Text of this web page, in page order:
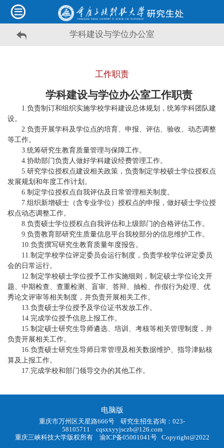
学科建设与学位办公室
工作职责
学科建设与学位办公室工作职责
1.负责制订和组织实施学校学科建设总体规划，统筹学科团队建
设。
2.负责开展学科及学位点的培育、申报、评估、验收、动态调整
等工作。
3.统筹研究生教育质量管理与保障工作。
4.协助部门负责人做好学科建设经费管理工作。
5.研究学位授权点建设相关政策，负责制定学校硕士学位授权点
发展规划和年度工作计划。
6.制定学位授权点自我评估及日常管理相关制度。
7.组织新增硕士（含专业学位）授权点的申报，做好硕士学位授
权点动态调整工作。
8.负责硕士学位授权点自我评估和上级部门的合格评估工作。
9.负责教育部研究生质量信息平台我校部分的信息维护工作。
10.负责撰写研究生教育质量年度报告。
11.制定学校学位评定委员会运行制度，负责学校学位评定委员
会的日常运行。
12.制定学校硕士学位授予工作实施细则，制定硕士学位论文开
题、中期检查、查重检测、盲审、答辩、抽检、作假行为处理、优
秀论文评审等相关制度，并负责开展相关工作。
13.负责硕士学位授予及学位证书发放工作。
14.完成学位授予信息上报工作。
15.制定硕士研究生导师遴选、培训、考核等相关管理制度，并
负责开展相关工作。
16.负责硕士研究生导师日常管理及相关数据维护、指导津贴核
算及上报工作。
17.完成学校和部门领导交办的其他工作。
电脑版
重庆市万州区天星路666号 研究生招生咨询：023-
58105711 cqsxxyyjsczb@126.com
重庆三峡科技大学版权所有 渝ICP备05001041号Copyright@2022